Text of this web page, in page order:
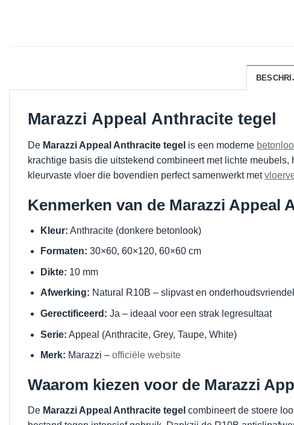
Marazzi Appeal Anthracite tegel
De Marazzi Appeal Anthracite tegel is een moderne
krachtige basis die uitstekend combineert met lichte
kleurvaste vloer die bovendien perfect samenwerkt met
Kenmerken van de Marazzi Appeal
Kleur: Anthracite (donkere betonlook)
Formaten: 30×60, 60×120, 60×60 cm
Dikte: 10 mm
Afwerking: Natural R10B – slipvast en
Gerectificeerd: Ja – ideaal voor een strak legresultaat
Serie: Appeal (Anthracite, Grey, Taupe, White)
Merk: Marazzi – officiële website
Waarom kiezen voor de Marazzi
De Marazzi Appeal Anthracite tegel combineert de stoere